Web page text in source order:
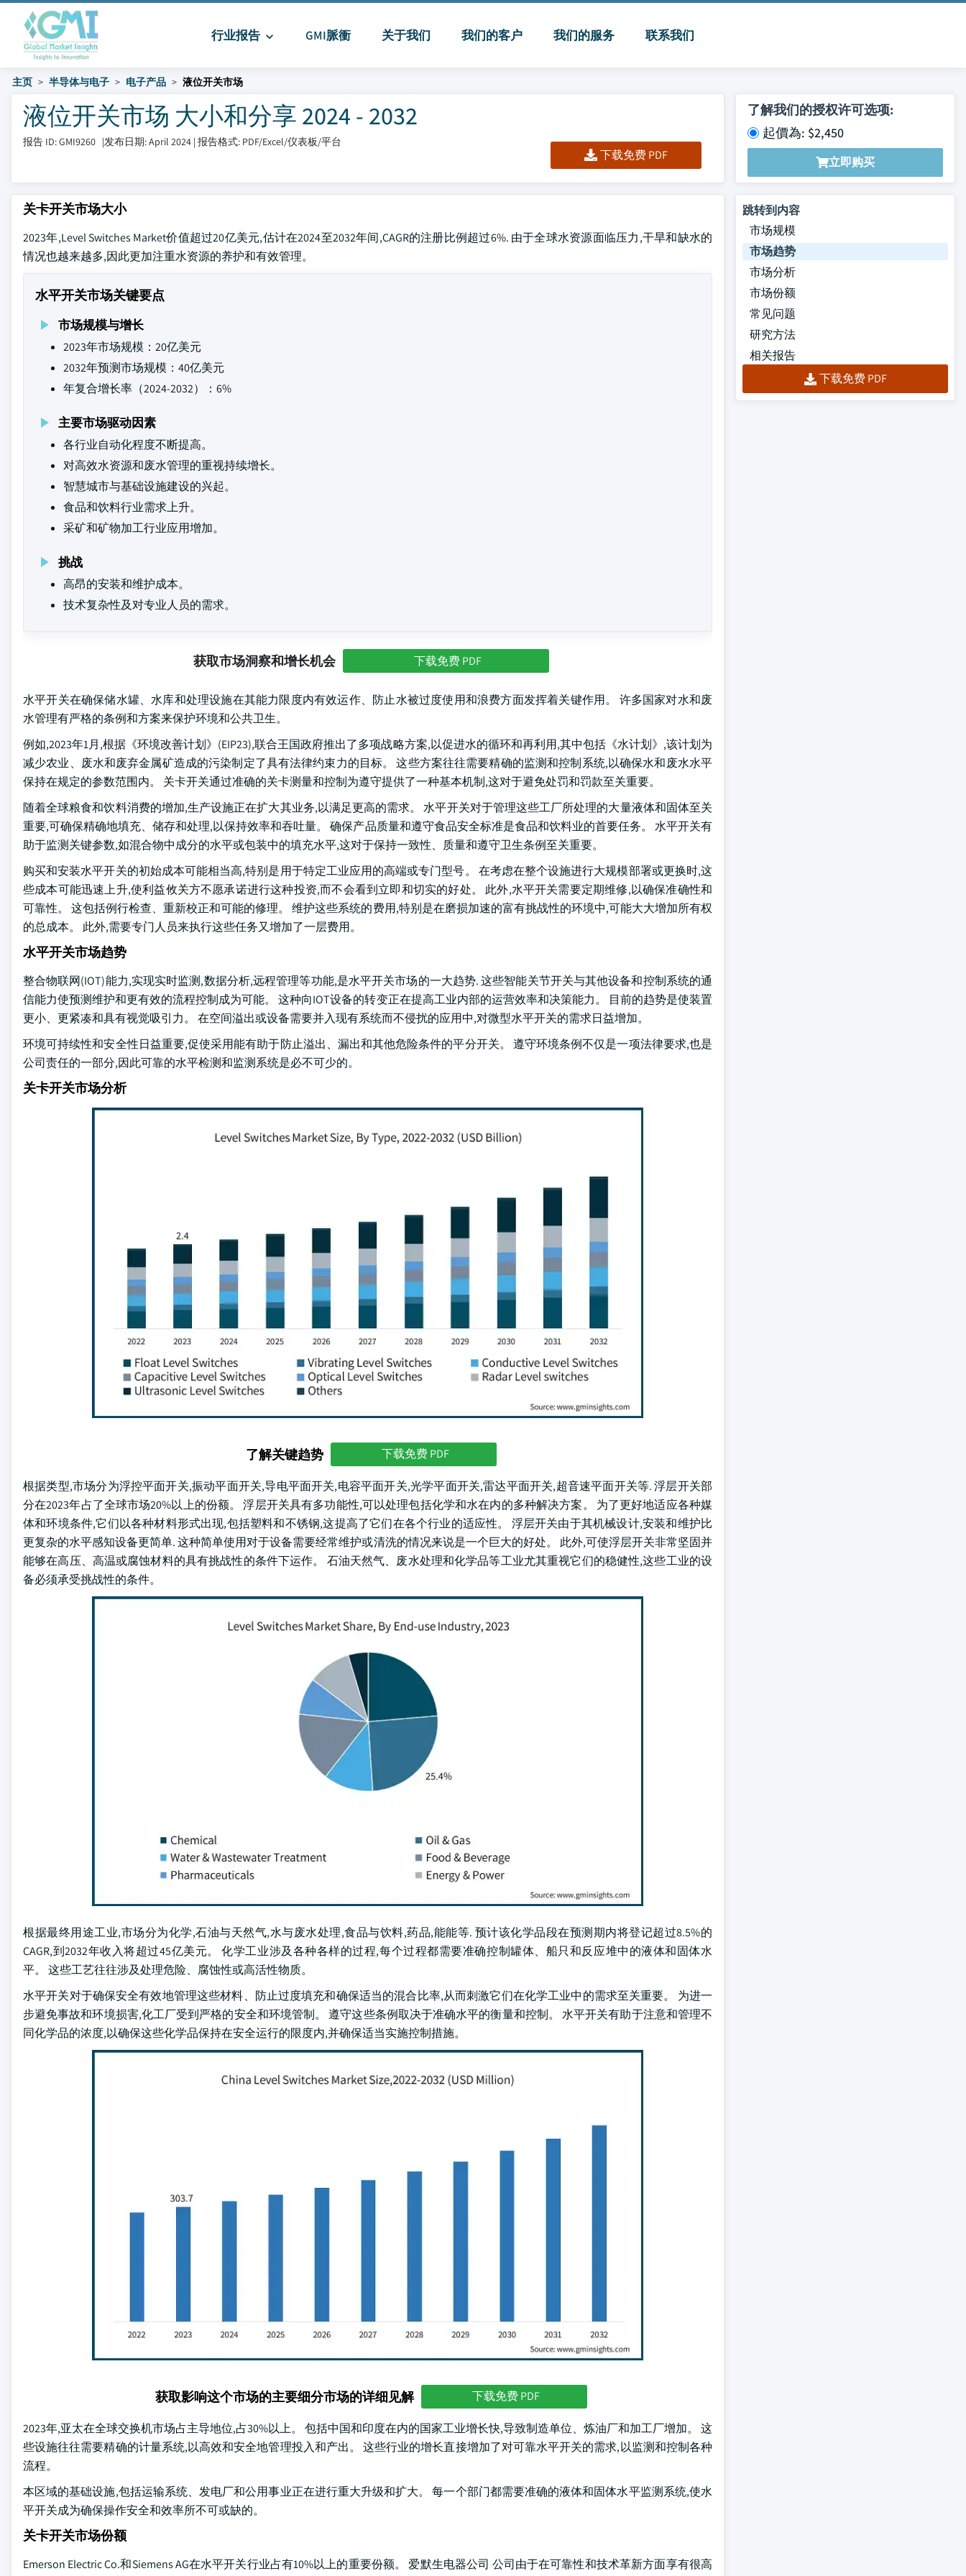
行业报告 GMI脈衝 关于我们 我们的客户 我们的服务 联系我们
主页 半导体与电子 电子产品 液位开关市场
液位开关市场 大小和分享 2024 - 2032
报告 ID: GMI9260 |发布日期: April 2024 | 报告格式: PDF/Excel/仪表板/平台
下载免费 PDF
了解我们的授权许可选项:
起價為: $2,450
立即购买
关卡开关市场大小
2023年,Level Switches Market价值超过20亿美元,估计在2024至2032年间,CAGR的注册比例超过6%. 由于全球水资源面临压力,干旱和缺水的
情况也越来越多,因此更加注重水资源的养护和有效管理。
水平开关市场关键要点
市场规模与增长
2023年市场规模：20亿美元
2032年预测市场规模：40亿美元
年复合增长率（2024-2032）：6%
主要市场驱动因素
各行业自动化程度不断提高。
对高效水资源和废水管理的重视持续增长。
智慧城市与基础设施建设的兴起。
食品和饮料行业需求上升。
采矿和矿物加工行业应用增加。
挑战
高昂的安装和维护成本。
技术复杂性及对专业人员的需求。
获取市场洞察和增长机会 下载免费 PDF
水平开关在确保储水罐、水库和处理设施在其能力限度内有效运作、防止水被过度使用和浪费方面发挥着关键作用。 许多国家对水和废
水管理有严格的条例和方案来保护环境和公共卫生。
例如,2023年1月,根据《环境改善计划》(EIP23),联合王国政府推出了多项战略方案,以促进水的循环和再利用,其中包括《水计划》,该计划为
减少农业、废水和废弃金属矿造成的污染制定了具有法律约束力的目标。 这些方案往往需要精确的监测和控制系统,以确保水和废水水平
保持在规定的参数范围内。 关卡开关通过准确的关卡测量和控制为遵守提供了一种基本机制,这对于避免处罚和罚款至关重要。
随着全球粮食和饮料消费的增加,生产设施正在扩大其业务,以满足更高的需求。 水平开关对于管理这些工厂所处理的大量液体和固体至关
重要,可确保精确地填充、储存和处理,以保持效率和吞吐量。 确保产品质量和遵守食品安全标准是食品和饮料业的首要任务。 水平开关有
助于监测关键参数,如混合物中成分的水平或包装中的填充水平,这对于保持一致性、质量和遵守卫生条例至关重要。
购买和安装水平开关的初始成本可能相当高,特别是用于特定工业应用的高端或专门型号。 在考虑在整个设施进行大规模部署或更换时,这
些成本可能迅速上升,使利益攸关方不愿承诺进行这种投资,而不会看到立即和切实的好处。 此外,水平开关需要定期维修,以确保准确性和
可靠性。 这包括例行检查、重新校正和可能的修理。 维护这些系统的费用,特别是在磨损加速的富有挑战性的环境中,可能大大增加所有权
的总成本。 此外,需要专门人员来执行这些任务又增加了一层费用。
水平开关市场趋势
整合物联网(IOT)能力,实现实时监测,数据分析,远程管理等功能,是水平开关市场的一大趋势. 这些智能关节开关与其他设备和控制系统的通
信能力使预测维护和更有效的流程控制成为可能。 这种向IOT设备的转变正在提高工业内部的运营效率和决策能力。 目前的趋势是使装置
更小、更紧凑和具有视觉吸引力。 在空间溢出或设备需要并入现有系统而不侵扰的应用中,对微型水平开关的需求日益增加。
环境可持续性和安全性日益重要,促使采用能有助于防止溢出、漏出和其他危险条件的平分开关。 遵守环境条例不仅是一项法律要求,也是
公司责任的一部分,因此可靠的水平检测和监测系统是必不可少的。
关卡开关市场分析
了解关键趋势 下载免费 PDF
根据类型,市场分为浮控平面开关,振动平面开关,导电平面开关,电容平面开关,光学平面开关,雷达平面开关,超音速平面开关等. 浮层开关部
分在2023年占了全球市场20%以上的份额。 浮层开关具有多功能性,可以处理包括化学和水在内的多种解决方案。 为了更好地适应各种媒
体和环境条件,它们以各种材料形式出现,包括塑料和不锈钢,这提高了它们在各个行业的适应性。 浮层开关由于其机械设计,安装和维护比
更复杂的水平感知设备更简单. 这种简单使用对于设备需要经常维护或清洗的情况来说是一个巨大的好处。 此外,可使浮层开关非常坚固并
能够在高压、高温或腐蚀材料的具有挑战性的条件下运作。 石油天然气、废水处理和化学品等工业尤其重视它们的稳健性,这些工业的设
备必须承受挑战性的条件。
根据最终用途工业,市场分为化学,石油与天然气,水与废水处理,食品与饮料,药品,能能等. 预计该化学品段在预测期内将登记超过8.5%的
CAGR,到2032年收入将超过45亿美元。 化学工业涉及各种各样的过程,每个过程都需要准确控制罐体、船只和反应堆中的液体和固体水
平。 这些工艺往往涉及处理危险、腐蚀性或高活性物质。
水平开关对于确保安全有效地管理这些材料、防止过度填充和确保适当的混合比率,从而刺激它们在化学工业中的需求至关重要。 为进一
步避免事故和环境损害,化工厂受到严格的安全和环境管制。 遵守这些条例取决于准确水平的衡量和控制。 水平开关有助于注意和管理不
同化学品的浓度,以确保这些化学品保持在安全运行的限度内,并确保适当实施控制措施。
获取影响这个市场的主要细分市场的详细见解 下载免费 PDF
2023年,亚太在全球交换机市场占主导地位,占30%以上。 包括中国和印度在内的国家工业增长快,导致制造单位、炼油厂和加工厂增加。 这
些设施往往需要精确的计量系统,以高效和安全地管理投入和产出。 这些行业的增长直接增加了对可靠水平开关的需求,以监测和控制各种
流程。
本区域的基础设施,包括运输系统、发电厂和公用事业正在进行重大升级和扩大。 每一个部门都需要准确的液体和固体水平监测系统,使水
平开关成为确保操作安全和效率所不可或缺的。
关卡开关市场份额
Emerson Electric Co.和Siemens AG在水平开关行业占有10%以上的重要份额。 爱默生电器公司 公司由于在可靠性和技术革新方面享有很高
跳转到内容
市场规模
市场趋势
市场分析
市场份额
常见问题
研究方法
相关报告
下载免费 PDF